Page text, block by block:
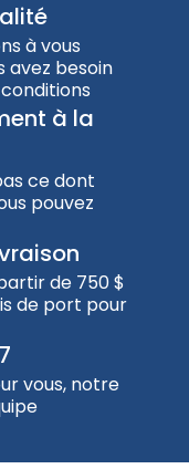
à vous
avez besoin
à la
ce dont
pouvez
de 750 $
de port pour
vous, notre